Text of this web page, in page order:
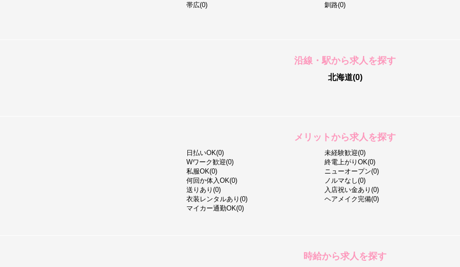
帯広(0)
釧路(0)
沿線・駅から求人を探す
北海道(0)
メリットから求人を探す
日払いOK(0) 未経験歓迎(0)
Wワーク歓迎(0)
終電上がりOK(0)
私服OK(0)
ニューオープン(0)
何回か体入OK(0)
ノルマなし(0)
送りあり(0)
入店祝い金あり(0)
衣装レンタルあり(0)
ヘアメイク完備(0)
マイカー通勤OK(0)
時給から求人を探す